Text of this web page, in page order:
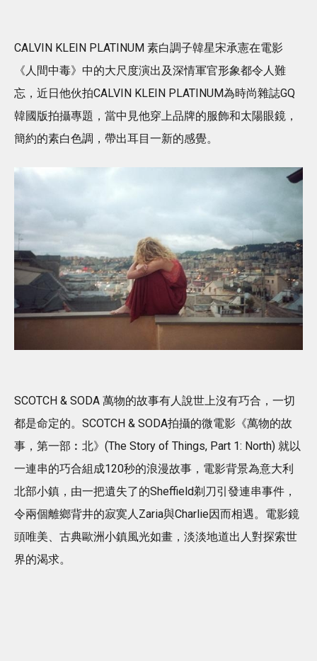
CALVIN KLEIN PLATINUM 素白調子韓星宋承憲在電影
《人間中毒》中的大尺度演出及深情軍官形象都令人難
忘，近日他伙拍CALVIN KLEIN PLATINUM為時尚雜誌GQ
韓國版拍攝專題，當中見他穿上品牌的服飾和太陽眼鏡，
簡約的素白色調，帶出耳目一新的感覺。
SCOTCH & SODA 萬物的故事有人說世上沒有巧合，一切
都是命定的。SCOTCH & SODA拍攝的微電影《萬物的故
事，第一部︰北》(The Story of Things, Part 1: North) 就以
一連串的巧合組成120秒的浪漫故事，電影背景為意大利
北部小鎮，由一把遺失了的Sheffield剃刀引發連串事件，
令兩個離鄉背井的寂寞人Zaria與Charlie因而相遇。電影鏡
頭唯美、古典歐洲小鎮風光如畫，淡淡地道出人對探索世
界的渴求。